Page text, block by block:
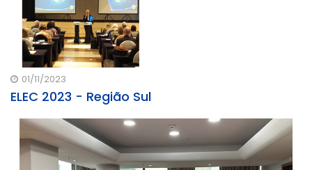
01/11/2023
ELEC 2023 - Região Sul